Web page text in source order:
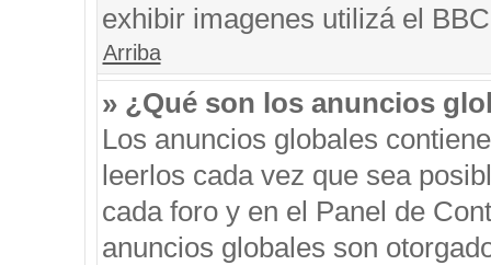
exhibir imagenes utilizá el
Arriba
» ¿Qué son los anuncios
Los anuncios globales
leerlos cada vez que sea
cada foro y en el Panel de
anuncios globales son